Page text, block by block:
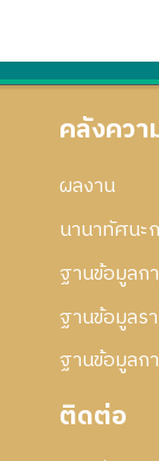
คลังควา
ผลงาน
นานาทัศนะ
ฐานข้อมูลก
ฐานข้อมูลร
ฐานข้อมูลก
ติดต่อ